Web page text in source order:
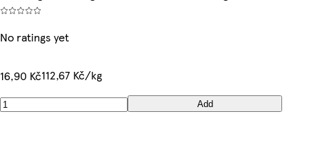
No ratings yet
16,90 Kč112,67 Kč/kg
Add